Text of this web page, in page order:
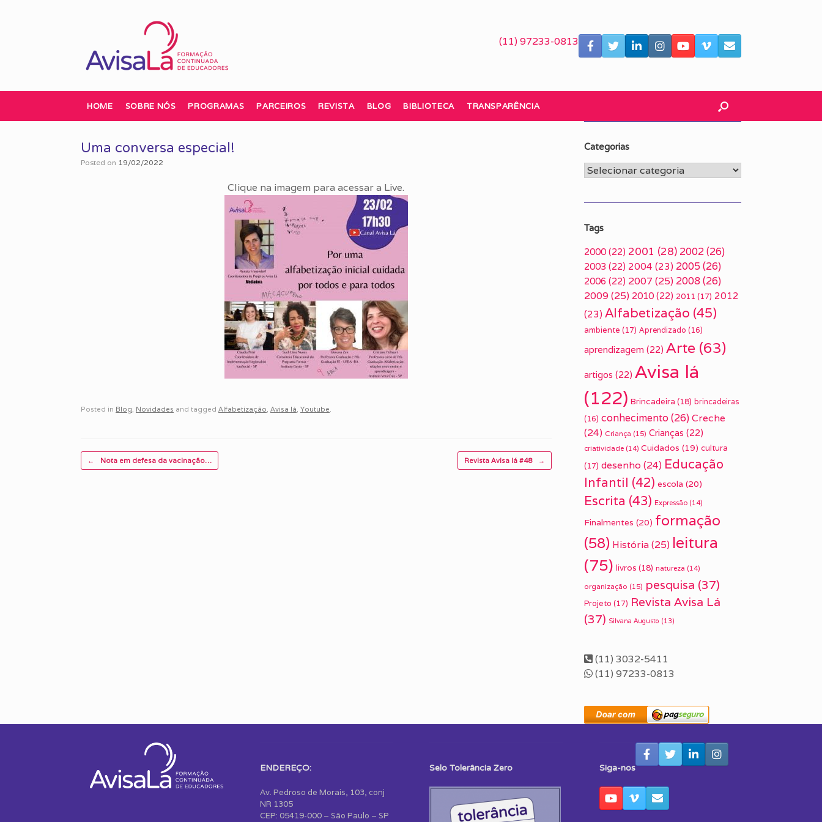
(11) 97233-0813
HOME SOBRE NÓS PROGRAMAS PARCEIROS REVISTA BLOG BIBLIOTECA TRANSPARÊNCIA
Uma conversa especial!
Posted on 19/02/2022
Clique na imagem para acessar a Live.
Posted in Blog, Novidades and tagged Alfabetização, Avisa lá, Youtube.
Post navigation
← Nota em defesa da vacinação… Revista Avisa lá #48 →
Categorias
Categorias
Tags
2000 (22) 2001 (28) 2002(26)
2003 (22) 2004 (23) 2005 (26)
2006 (22) 2007 (25) 2008(26)
2009(25) 2010 (22) 2011 (17) 2012
(23) Alfabetização (45)
ambiente (17) Aprendizado (16)
aprendizagem (22) Arte (63)
artigos (22) Avisa lá
(122) Brincadeira (18) brincadeiras
(16) conhecimento(26) Creche
(24) Criança (15) Crianças (22)
criatividade (14) Cuidados (19) cultura
(17) desenho (24) Educação
Infantil (42) escola (20)
Escrita (43) Expressão (14)
Finalmentes (20) formação
(58) História(25) leitura
(75) livros (18) natureza (14)
organização (15) pesquisa (37)
Projeto (17) Revista Avisa Lá
(37) Silvana Augusto (13)
(11) 3032-5411
(11) 97233-0813
ENDEREÇO:
Av. Pedroso de Morais, 103, conj
NR 1305
CEP: 05419-000 – São Paulo – SP
Selo Tolerância Zero Siga-nos